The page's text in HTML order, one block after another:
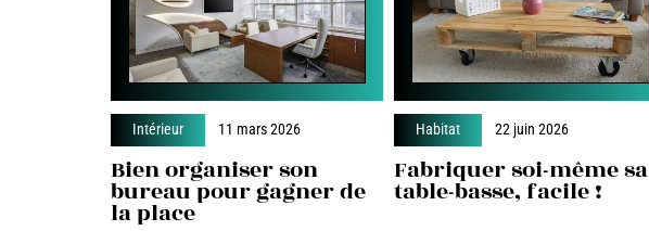
Intérieur 11 mars 2026
Bien organiser son
bureau pour gagner de
la place
Habitat 22 juin 2026
Fabriquer soi-même sa
table-basse, facile !